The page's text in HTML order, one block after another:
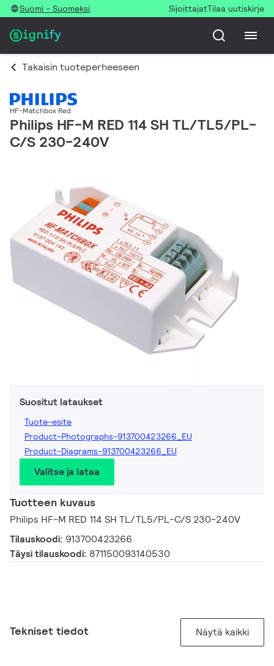
Suomi - Suomeksi SijoittajatTilaa uutiskirje
Takaisin tuoteperheeseen
HF-Matchbox Red
Philips HF-M RED 114 SH TL/TL5/PL-
C/S 230-240V
Suositut lataukset
Tuote-esite
Product-Photographs-913700423266_EU
Product-Diagrams-913700423266_EU
Valitse ja lataa
Tuotteen kuvaus
Philips HF-M RED 114 SH TL/TL5/PL-C/S 230-240V
Tilauskoodi: 913700423266
Täysi tilauskoodi: 871150093140530
Tekniset tiedot Näytä kaikki